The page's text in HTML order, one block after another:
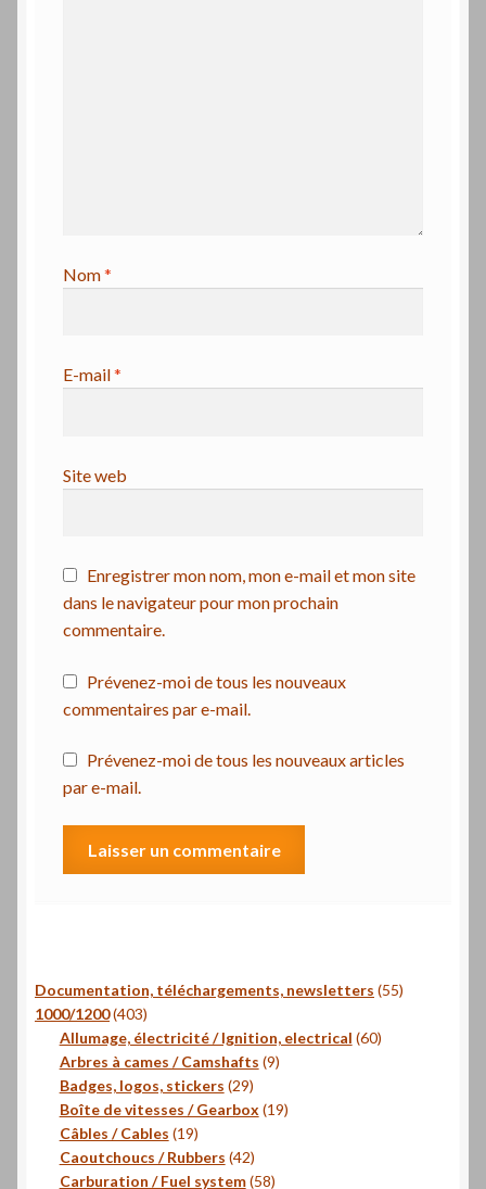
Nom*
E-mail*
Site web
Enregistrer mon nom, mon e-mail et mon site
dans le navigateur pour mon prochain
commentaire.
Prévenez-moi de tous les nouveaux
commentaires par e-mail.
Prévenez-moi de tous les nouveaux articles
par e-mail.
Documentation, téléchargements, newsletters 5555
1000/1200 403403
produits
Allumage, électricité / Ignition, electrical 6060
Arbres à cames / Camshafts 99
Badges, logos, stickers 2929
produits
Boîte de vitesses / Gearbox 1919
Câbles / Cables 1919
produits
Caoutchoucs / Rubbers 4242
produits
Carburation / Fuel system 5858